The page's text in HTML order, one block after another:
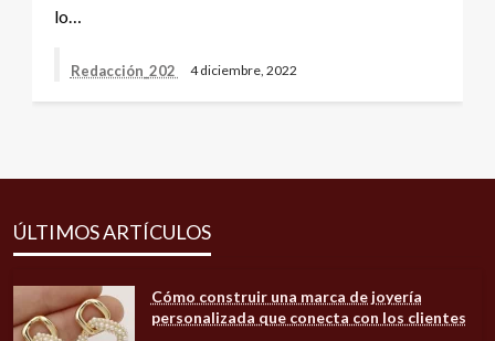
lo…
Redacción_202 4 diciembre, 2022
ÚLTIMOS ARTÍCULOS
Cómo construir una marca de joyería
personalizada que conecta con los clientes